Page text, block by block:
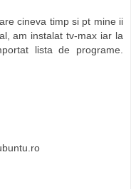
cineva timp si pt mine ii
am instalat tv-max iar la
lista de programe.